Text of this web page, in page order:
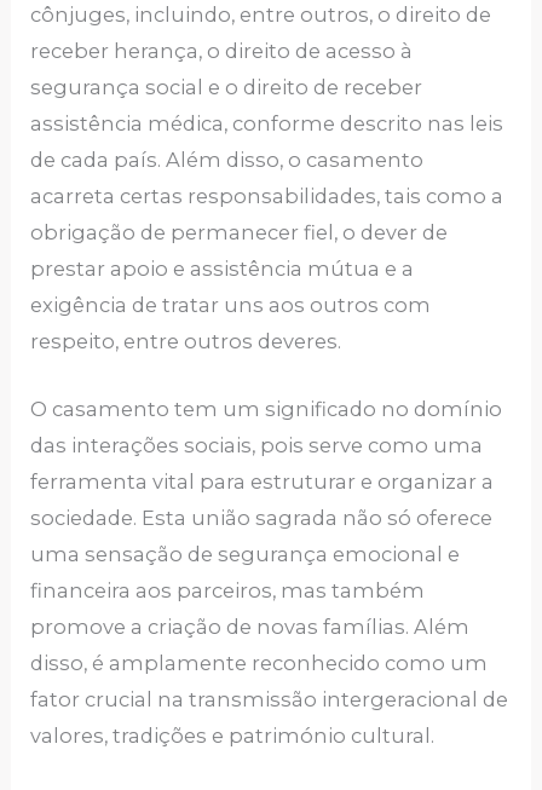
cônjuges, incluindo, entre outros, o direito de
receber herança, o direito de acesso à
segurança social e o direito de receber
assistência médica, conforme descrito nas leis
de cada país. Além disso, o casamento
acarreta certas responsabilidades, tais como a
obrigação de permanecer fiel, o dever de
prestar apoio e assistência mútua e a
exigência de tratar uns aos outros com
respeito, entre outros deveres.
O casamento tem um significado no domínio
das interações sociais, pois serve como uma
ferramenta vital para estruturar e organizar a
sociedade. Esta união sagrada não só oferece
uma sensação de segurança emocional e
financeira aos parceiros, mas também
promove a criação de novas famílias. Além
disso, é amplamente reconhecido como um
fator crucial na transmissão intergeracional de
valores, tradições e património cultural.